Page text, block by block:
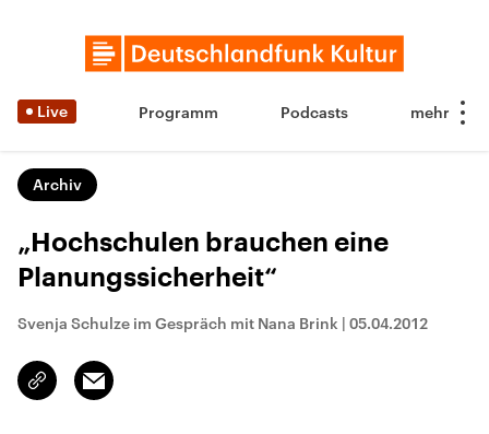
Live Programm Podcasts
Archiv
„Hochschulen brauchen eine
Planungssicherheit“
Svenja Schulze im Gespräch mit Nana Brink | 05.04.2012
Link
kopieren/teilen
Email